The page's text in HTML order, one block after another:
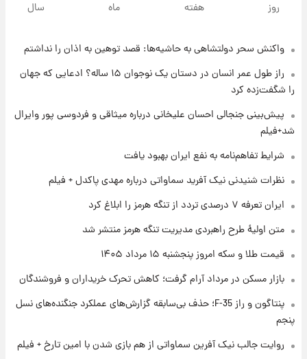
شاهین، کوییک، اطلس، سهند و ساینا با اقساط
۱ روز پیش
قیمت سکه و طلا فردا
۱ روز پیش
۱ روز پیش
فال روزانه واقعی پنجشنبه ۱۵ مرداد ۱۴۰۵
۱ روز پیش
روز هفته ماه سال
واکنش سحر دولتشاهی به حاشیه‌ها: قصد توهین به اذان را نداشتم
راز طول عمر انسان در دستان یک نوجوان ۱۵ ساله؟ ادعایی که جهان
را شگفت‌زده کرد
پیش‌بینی جنجالی احسان علیخانی درباره میثاقی و فردوسی پور وایرال
شد+فیلم
شرایط تفاهم‌نامه به نفع ایران بهبود یافت
نظرات شنیدنی نیک آفرید سماواتی درباره مهدی پاکدل + فیلم
ایران تعرفه ۷ درصدی تردد از تنگه هرمز را ابلاغ کرد
متن اولیۀ طرح راهبردی مدیریت تنگه هرمز منتشر شد
قیمت طلا و سکه امروز پنجشنبه ۱۵ مرداد ۱۴۰۵
بازار مسکن در مرداد آرام گرفت؛ کاهش تحرک خریداران و فروشندگان
پنتاگون و راز F-35؛ حذف بی‌سابقه گزارش‌های عملکرد جنگنده‌های نسل
پنجم
روایت جالب نیک آفرین سماواتی از هم بازی شدن با امین تارخ + فیلم